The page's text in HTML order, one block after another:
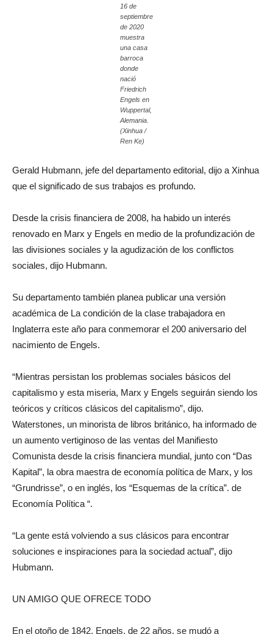
16 de
septiembre
de 2020
muestra
una casa
barroca
donde
nació
Friedrich
Engels en
Wuppertal,
Alemania.
(Xinhua /
Ren Ke)
Gerald Hubmann, jefe del departamento editorial, dijo a Xinhua
que el significado de sus trabajos es profundo.
Desde la crisis financiera de 2008, ha habido un interés
renovado en Marx y Engels en medio de la profundización de
las divisiones sociales y la agudización de los conflictos
sociales, dijo Hubmann.
Su departamento también planea publicar una versión
académica de La condición de la clase trabajadora en
Inglaterra este año para conmemorar el 200 aniversario del
nacimiento de Engels.
“Mientras persistan los problemas sociales básicos del
capitalismo y esta miseria, Marx y Engels seguirán siendo los
teóricos y críticos clásicos del capitalismo”, dijo.
Waterstones, un minorista de libros británico, ha informado de
un aumento vertiginoso de las ventas del Manifiesto
Comunista desde la crisis financiera mundial, junto con “Das
Kapital”, la obra maestra de economía política de Marx, y los
“Grundrisse”, o en inglés, los “Esquemas de la crítica”. de
Economía Política “.
“La gente está volviendo a sus clásicos para encontrar
soluciones e inspiraciones para la sociedad actual”, dijo
Hubmann.
UN AMIGO QUE OFRECE TODO
En el otoño de 1842, Engels, de 22 años, se mudó a